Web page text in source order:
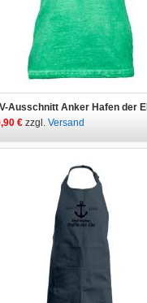
Ausschnitt Anker Hafen der
€ zzgl. Versand